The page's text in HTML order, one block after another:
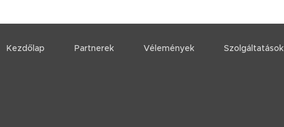
Kezdőlap Partnerek Vélemények Szolgáltatások